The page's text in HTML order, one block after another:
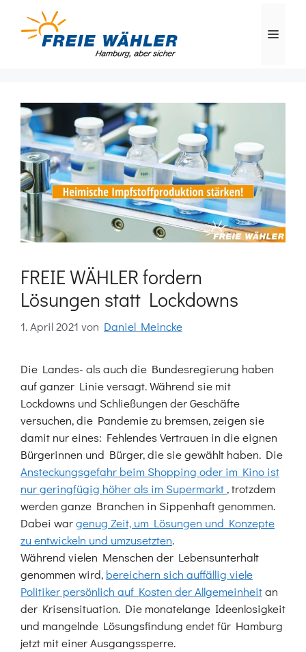
springen
FREIE WÄHLER fordern
Lösungen statt Lockdowns
1. April 2021 von Daniel Meincke
Die Landes- als auch die Bundesregierung haben
auf ganzer Linie versagt. Während sie mit
Lockdowns und Schließungen der Geschäfte
versuchen, die Pandemie zu bremsen, zeigen sie
damit nur eines: Fehlendes Vertrauen in die eignen
Bürgerinnen und Bürger, die sie gewählt haben. Die
Ansteckungsgefahr beim Shopping oder im Kino ist
nur geringfügig höher als im Supermarkt , trotzdem
werden ganze Branchen in Sippenhaft genommen.
Dabei wargenug Zeit, um Lösungen und Konzepte
zu entwickeln und umzusetzten.
Während vielen Menschen der Lebensunterhalt
genommen wird, bereichern sich auffällig viele
Politiker persönlich auf Kosten der Allgemeinheitan
der Krisensituation. Die monatelange Ideenlosigkeit
und mangelnde Lösungsfindung endet für Hamburg
jetzt mit einer Ausgangssperre.